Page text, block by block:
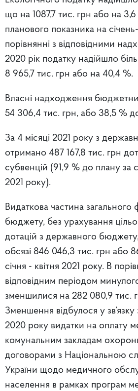
що на 1087,7 тис. грн або на
планового показника на
порівнянні з відповідними
2020 рік податку надійшло
8 965,7 тис. грн або на 40,4 %.
Власні надходження
54 306,4 тис. грн, або 38,5 %
За 4 місяці 2021 року з
отримано 487 167,8 тис. грн
субвенцій (91,9 % до плану за
2021 року).
Видаткова частина
бюджету, без урахування
дотацій з державного
обсязі 846 046,3 тис. грн або
січня - квітня 2021 року. В
відповідним періодом
зменшилися на 282 080,9 тис.
Зменшення відбулося у зв’язку
2020 року видатки на оплату
комунальним закладам
договорами з Національною
України щодо медичного
населення в рамках програм